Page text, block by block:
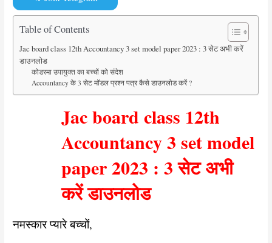
Table of Contents
Jac board class 12th Accountancy 3 set model paper 2023 : 3 सेट अभी करें
डाउनलोड
कोडरमा उपायुक्त का बच्चों को संदेश
Accountancy के 3 सेट मॉडल प्रश्न पत्र कैसे डाउनलोड करें ?
Jac board class 12th
Accountancy 3 set model
paper 2023 : 3 सेट अभी
करें डाउनलोड
नमस्कार प्यारे बच्चों,